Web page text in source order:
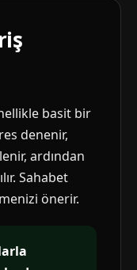
basit bir
denenir,
ardından
Sahabet
önerir.